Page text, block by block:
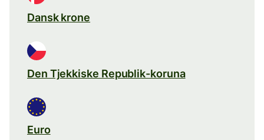
Dansk krone
Den Tjekkiske Republik-koruna
Euro